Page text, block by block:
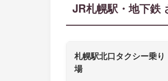
JR札幌駅・地下鉄
札幌駅北口タクシー乗り
場